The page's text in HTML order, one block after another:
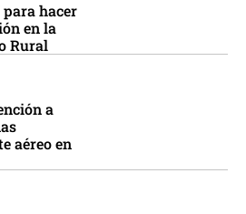
para hacer
en la
Rural
a
aéreo en